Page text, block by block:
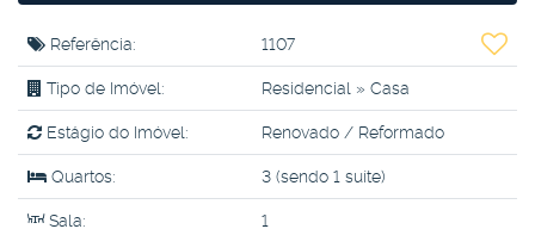
Referência: 1107
Tipo de Imóvel: Residencial » Casa
Estágio do Imóvel: Renovado / Reformado
Quartos: 3 (sendo 1 suíte)
Sala: 1